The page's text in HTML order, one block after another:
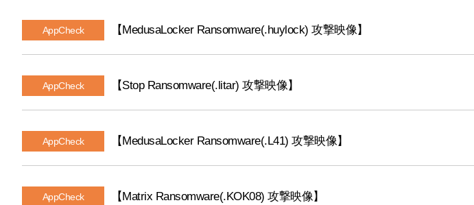
AppCheck 【MedusaLocker Ransomware(.huylock) 攻撃映像】
AppCheck 【Stop Ransomware(.litar) 攻撃映像】
AppCheck 【MedusaLocker Ransomware(.L41) 攻撃映像】
AppCheck 【Matrix Ransomware(.KOK08) 攻撃映像】